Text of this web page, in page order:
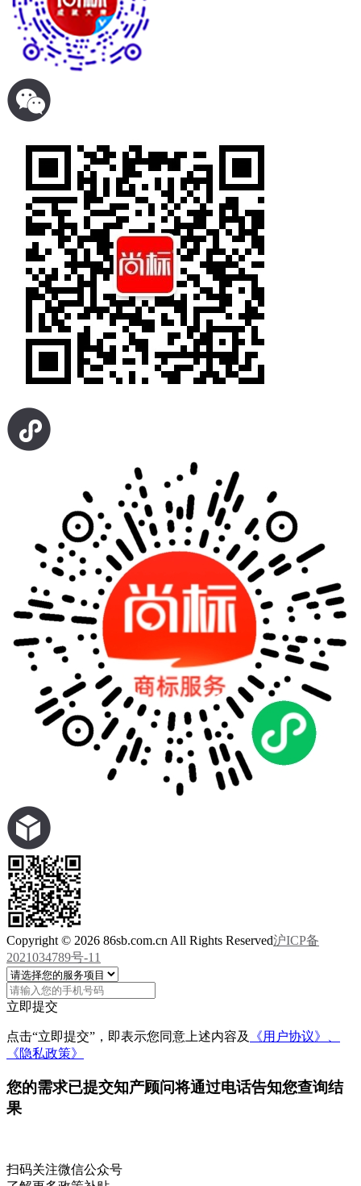
Copyright © 2026 86sb.com.cn All Rights Reserved沪ICP备
2021034789号-11
立即提交
点击“立即提交”，即表示您同意上述内容及
《用户协议》、
《隐私政策》
您的需求已提交知产顾问将通过电话告知您查询结
果
扫码关注微信公众号